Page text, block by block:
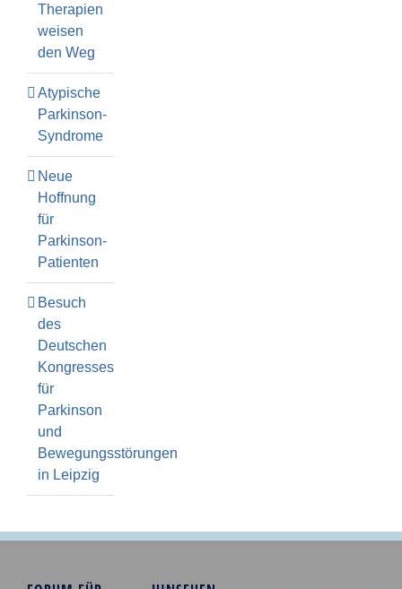
Therapien
weisen
den Weg
Atypische
Parkinson-
Syndrome
Neue
Hoffnung
für
Parkinson-
Patienten
Besuch
des
Deutschen
Kongresses
für
Parkinson
und
Bewegungsstörungen
in Leipzig